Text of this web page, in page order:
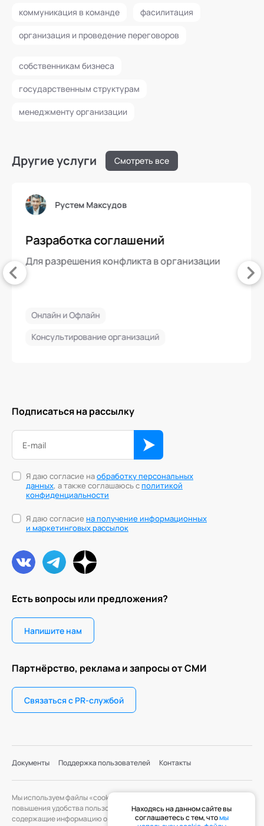
коммуникация в команде фасилитация
организация и проведение переговоров
собственникам бизнеса
государственным структурам
менеджменту организации
Другие услуги Смотреть все
Рустем Максудов
Разработка соглашений
Для разрешения конфликта в организации
Онлайн и Офлайн
Консультирование организаций
Есть вопросы или предложения?
Напишите нам
Партнёрство, реклама и запросы от СМИ
Связаться с PR-службой
Подписаться на рассылку
Я даю согласие наобработку персональных
данных, а также соглашаюсь сполитикой
конфиденциальности
Я даю согласие на получение информационных
и маркетинговых рассылок
Документы Поддержка пользователей Контакты
Мы используем файлы «cookie» с целью персонализации сервисов и
повышения удобства пользования веб-сайтом. «Cookie» — файлы,
содержащие информацию о предыдущих посещениях веб-сайта. Если
Находясь на данном сайте вы
соглашаетесь с тем, чтомы